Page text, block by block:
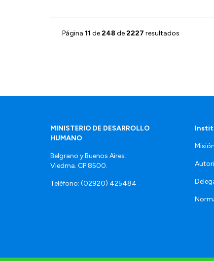
Página 11 de248 de2227 resultados
MINISTERIO DE DESARROLLO
HUMANO
Belgrano y Buenos Aires.
Viedma. CP 8500.
Teléfono: (02920) 425484
Misión